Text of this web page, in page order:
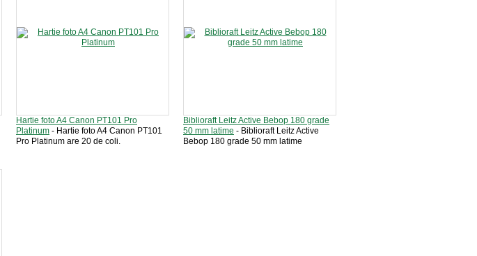
Hartie foto A4 Canon PT101 Pro
Platinum - Hartie foto A4 Canon PT101
Pro Platinum are 20 de coli.
Biblioraft Leitz Active Bebop 180 grade
50 mm latime - Biblioraft Leitz Active
Bebop 180 grade 50 mm latime